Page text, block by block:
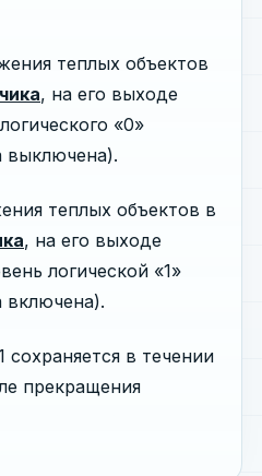
теплых объектов
, на его выходе
«0»
выключена).
теплых объектов в
, на его выходе
логической «1»
включена).
сохраняется в течении
прекращения